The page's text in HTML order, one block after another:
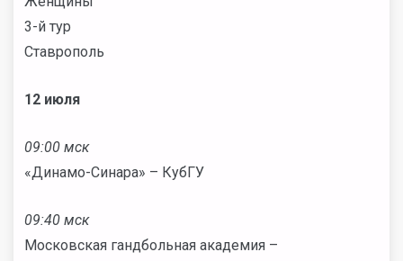
3-й тур
Ставрополь
12 июля
09:00 мск
«Динамо-Синара» – КубГУ
09:40 мск
Московская гандбольная академия –